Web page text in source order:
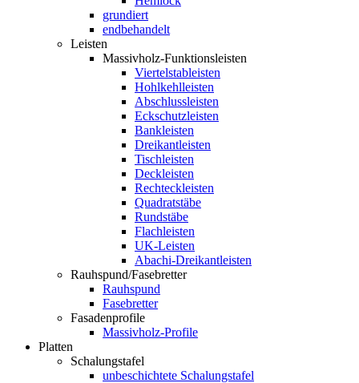
grundiert
endbehandelt
Leisten
Massivholz-Funktionsleisten
Viertelstableisten
Hohlkehlleisten
Abschlussleisten
Eckschutzleisten
Bankleisten
Dreikantleisten
Tischleisten
Deckleisten
Rechteckleisten
Quadratstäbe
Rundstäbe
Flachleisten
UK-Leisten
Abachi-Dreikantleisten
Rauhspund/Fasebretter
Rauhspund
Fasebretter
Fasadenprofile
Massivholz-Profile
Platten
Schalungstafel
unbeschichtete Schalungstafel